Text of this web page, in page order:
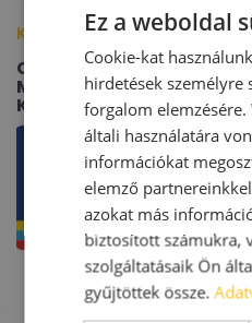
Kapcsolódó épületek/
Colliers
Magyarország
Kft.
Ez a weboldal
Cookie-kat
hirdetések személyre
forgalom
általi használatára
információkat
elemző
azokat más
biztosított számukra,
szolgáltatásaik Ön
gyűjtöttek össze.